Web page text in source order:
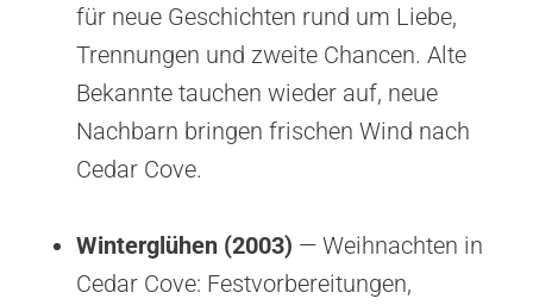
für neue Geschichten rund um Liebe,
Trennungen und zweite Chancen. Alte
Bekannte tauchen wieder auf, neue
Nachbarn bringen frischen Wind nach
Cedar Cove.
Winterglühen (2003) — Weihnachten in
Cedar Cove: Festvorbereitungen,